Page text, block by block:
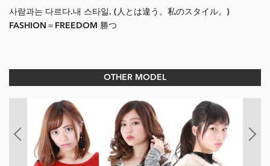
사람과는 다르다.내 스타일. (人とは違う。私のスタイル。)
FASHION＝FREEDOM 勝つ
OTHER MODEL